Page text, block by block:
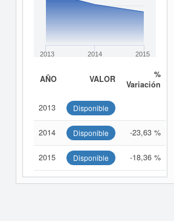
2013 2014 2015
AÑO VALOR
%
Variación
2013 Disponible
2014 Disponible -23,63 %
2015 Disponible -18,36 %